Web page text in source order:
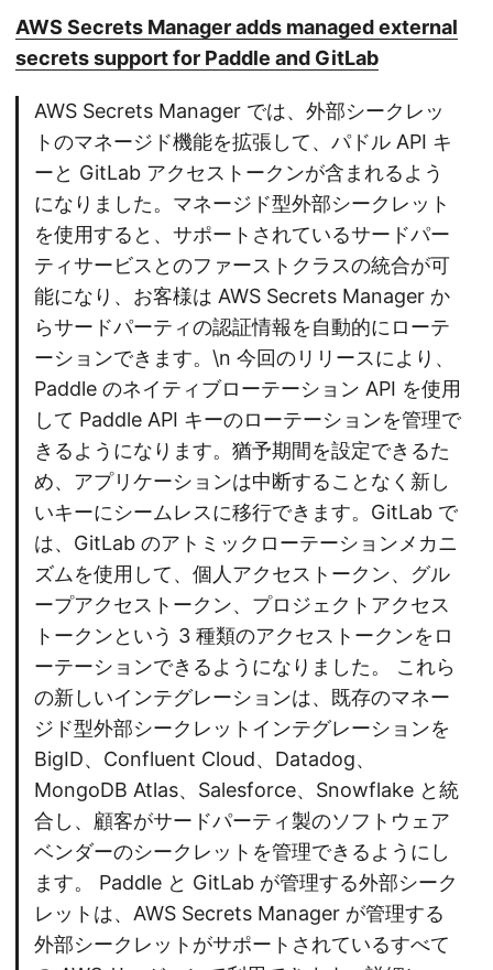
AWS Secrets Manager adds managed external
secrets support for Paddle and GitLab
AWS Secrets Manager では、外部シークレッ
トのマネージド機能を拡張して、パドル API キ
ーと GitLab アクセストークンが含まれるよう
になりました。マネージド型外部シークレット
を使用すると、サポートされているサードパー
ティサービスとのファーストクラスの統合が可
能になり、お客様は AWS Secrets Manager か
らサードパーティの認証情報を自動的にローテ
ーションできます。\n 今回のリリースにより、
Paddle のネイティブローテーション API を使用
して Paddle API キーのローテーションを管理で
きるようになります。猶予期間を設定できるた
め、アプリケーションは中断することなく新し
いキーにシームレスに移行できます。GitLab で
は、GitLab のアトミックローテーションメカニ
ズムを使用して、個人アクセストークン、グル
ープアクセストークン、プロジェクトアクセス
トークンという 3 種類のアクセストークンをロ
ーテーションできるようになりました。 これら
の新しいインテグレーションは、既存のマネー
ジド型外部シークレットインテグレーションを
BigID、Confluent Cloud、Datadog、
MongoDB Atlas、Salesforce、Snowflake と統
合し、顧客がサードパーティ製のソフトウェア
ベンダーのシークレットを管理できるようにし
ます。 Paddle と GitLab が管理する外部シーク
レットは、AWS Secrets Manager が管理する
外部シークレットがサポートされているすべて